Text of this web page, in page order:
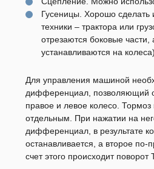
Гусеницы. Хорошо сделать
техники – трактора или
отрезаются боковые
устанавливаются на колеса).
Для управления машиной
дифференциал, позволяющий
правое и левое колесо.
отдельным. При нажатии на
дифференциал, в результате
останавливается, а второе
счет этого происходит